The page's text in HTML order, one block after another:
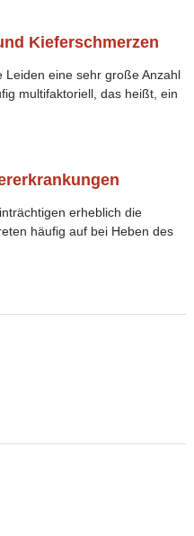
Kieferschmerzen
Leiden eine sehr große Anzahl
multifaktoriell, das heißt, ein
erheblich die
häufig auf bei Heben des